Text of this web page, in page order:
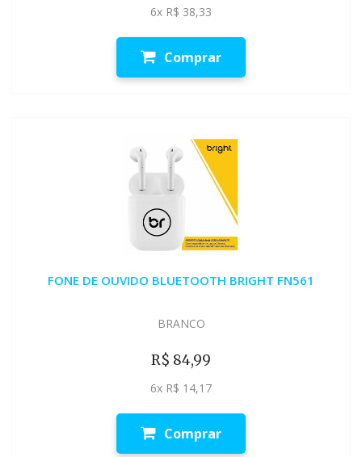
6x R$ 38,33
Comprar
FONE DE OUVIDO BLUETOOTH BRIGHT FN561
BRANCO
R$ 84,99
6x R$ 14,17
Comprar